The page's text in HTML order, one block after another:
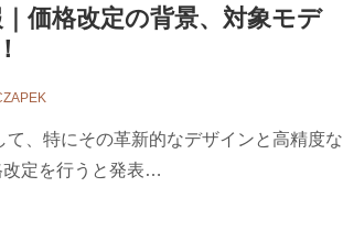
価格改定の背景、対象モデ
、特にその革新的なデザインと高精度な
改定を行うと発表…